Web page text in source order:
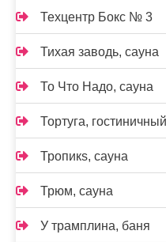
Техцентр Бокс № 3
Тихая заводь, сауна
То Что Надо, сауна
Тортуга,
Тропикs, сауна
Трюм, сауна
У трамплина, баня